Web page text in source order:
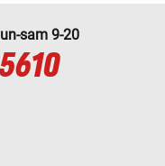
sam 9-20